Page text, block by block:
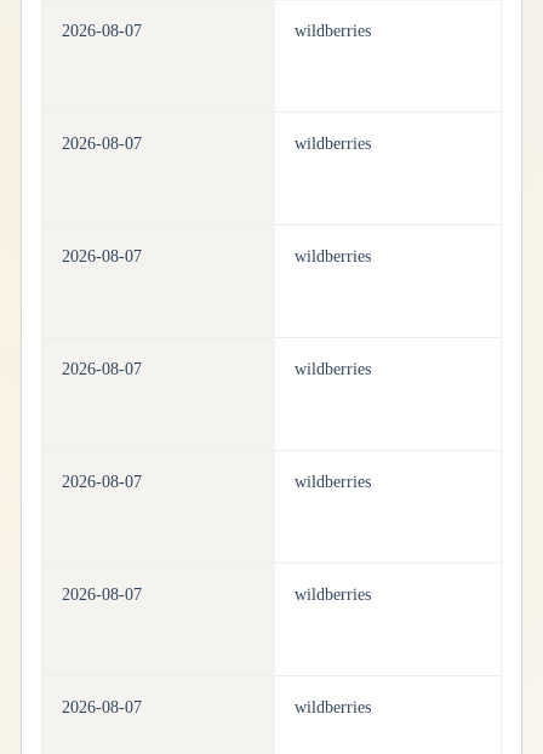
2026-08-07 wildberries
2026-08-07 wildberries
2026-08-07 wildberries
2026-08-07 wildberries
2026-08-07 wildberries
2026-08-07 wildberries
2026-08-07 wildberries